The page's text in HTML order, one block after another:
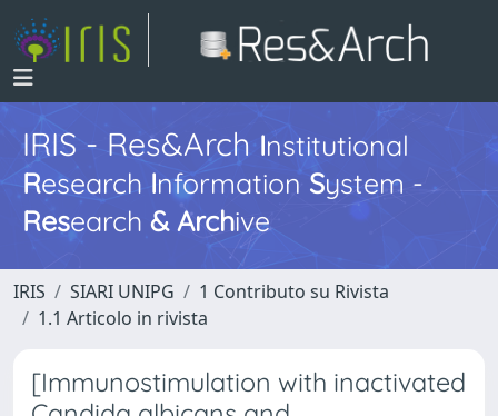
IRIS - Res&ArchInstitutional
Research InformationSystem -
Research & Archive
IRIS SIARI UNIPG
1 Contributo su Rivista
1.1 Articolo in rivista
[Immunostimulation with inactivated